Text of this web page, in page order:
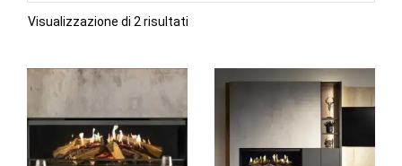
Visualizzazione di 2 risultati